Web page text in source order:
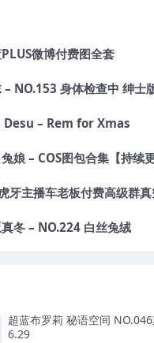
微博付费图全套
– NO.153 身体检查中 绅士
– Rem for Xmas
娘 – COS图包合集【持续
冬 – NO.224 白丝兔绒
超蓝布罗莉 秘语空间
6.29